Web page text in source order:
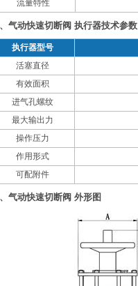
流量特性
气动快速切断阀 执行器技术参数
执行器型号
活塞直径
有效面积
进气孔螺纹
最大输出力
操作压力
作用形式
可配附件
气动快速切断阀 外形图